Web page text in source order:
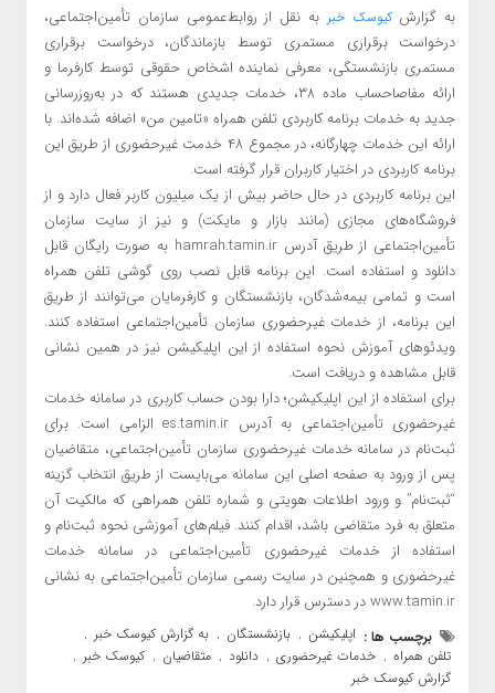
به گزارشکیوسک خبر به نقل از روابط‌عمومی سازمان تأمین‌اجتماعی،
درخواست برقراری مستمری توسط بازماندگان، درخواست برقراری
مستمری بازنشستگی، معرفی نماینده اشخاص حقوقی توسط کارفرما و
ارائه مفاصاحساب ماده ۳۸، خدمات جدیدی هستند که در به‌روزرسانی
جدید به خدمات برنامه کاربردی تلفن همراه «تامین من» اضافه شده‌اند. با
ارائه این خدمات چهارگانه، در مجموع ۴۸ خدمت غیرحضوری از طریق این
برنامه کاربردی در اختیار کاربران قرار گرفته است.
این برنامه کاربردی در حال حاضر بیش از یک میلیون کاربر فعال دارد و از
فروشگاه‌‌های مجازی (مانند بازار و مایکت) و نیز از سایت سازمان
تأمین‌اجتماعی از طریق آدرس hamrah.tamin.ir به صورت رایگان قابل
دانلود و استفاده است. این برنامه قابل نصب روی گوشی تلفن همراه
است و تمامی بیمه‌شدگان، بازنشستگان و کارفرمایان می‌توانند از طریق
این برنامه، از خدمات غیرحضوری سازمان تأمین‌اجتماعی استفاده کنند.
ویدئوهای آموزش نحوه استفاده از این اپلیکیشن نیز در همین نشانی
قابل مشاهده و دریافت است.
برای استفاده از این اپلیکیشن؛ دارا بودن حساب کاربری در سامانه خدمات
غیرحضوری تأمین‌اجتماعی به آدرس es.tamin.ir الزامی است. برای
ثبت‌نام در سامانه خدمات غیرحضوری سازمان تأمین‌اجتماعی، متقاضیان
پس از ورود به صفحه اصلی این سامانه می‌بایست از طریق انتخاب گزینه
“ثبت‌نام” و ورود اطلاعات هویتی و شماره تلفن همراهی که مالکیت آن
متعلق به فرد متقاضی باشد، اقدام کنند. فیلم‌های آموزشی نحوه ثبت‌نام و
استفاده از خدمات غیرحضوری تأمین‌اجتماعی در سامانه خدمات
غیرحضوری و همچنین در سایت رسمی سازمان تأمین‌اجتماعی به نشانی
www.tamin.ir در دسترس قرار دارد.
برچسب ها : اپلیکیشن , بازنشستگان , به گزارش کیوسک خبر ,
تلفن همراه , خدمات غیرحضوری , دانلود , متقاضیان , کیوسک خبر ,
گزارش کیوسک خبر